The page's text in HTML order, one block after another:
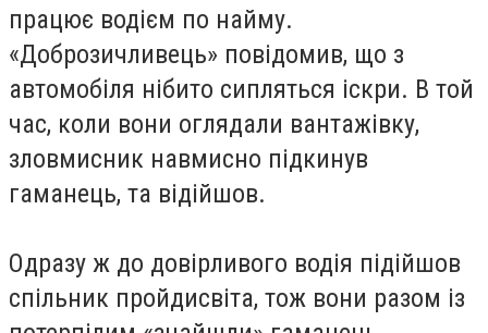
працює водієм по найму.
«Доброзичливець» повідомив, що з
автомобіля нібито сипляться іскри. В той
час, коли вони оглядали вантажівку,
зловмисник навмисно підкинув
гаманець, та відійшов.
Одразу ж до довірливого водія підійшов
спільник пройдисвіта, тож вони разом із